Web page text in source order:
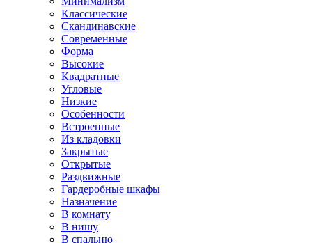
Классические
Скандинавские
Современные
Форма
Высокие
Квадратные
Угловые
Низкие
Особенности
Встроенные
Из кладовки
Закрытые
Открытые
Раздвижные
Гардеробные шкафы
Назначение
В комнату
В нишу
В спальню